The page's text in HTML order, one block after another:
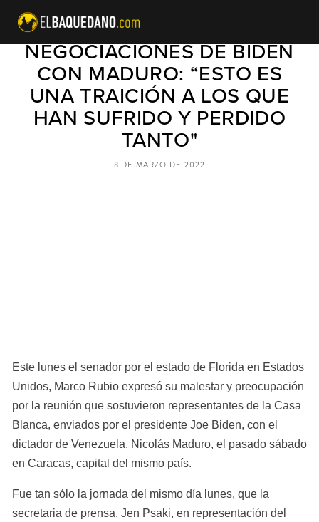
SENADOR RUBIO POR
NEGOCIACIONES DE BIDEN
CON MADURO: “ESTO ES
UNA TRAICIÓN A LOS QUE
HAN SUFRIDO Y PERDIDO
TANTO"
Este lunes el senador por el estado de Florida en Estados
Unidos, Marco Rubio expresó su malestar y preocupación
por la reunión que sostuvieron representantes de la Casa
Blanca, enviados por el presidente Joe Biden, con el
dictador de Venezuela, Nicolás Maduro, el pasado sábado
en Caracas, capital del mismo país.
Fue tan sólo la jornada del mismo día lunes, que la
secretaria de prensa, Jen Psaki, en representación del
8 DE MARZO DE 2022